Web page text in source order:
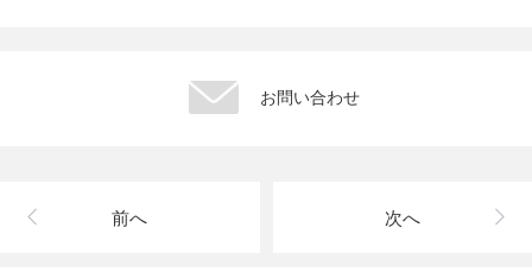
お問い合わせ
前へ 次へ